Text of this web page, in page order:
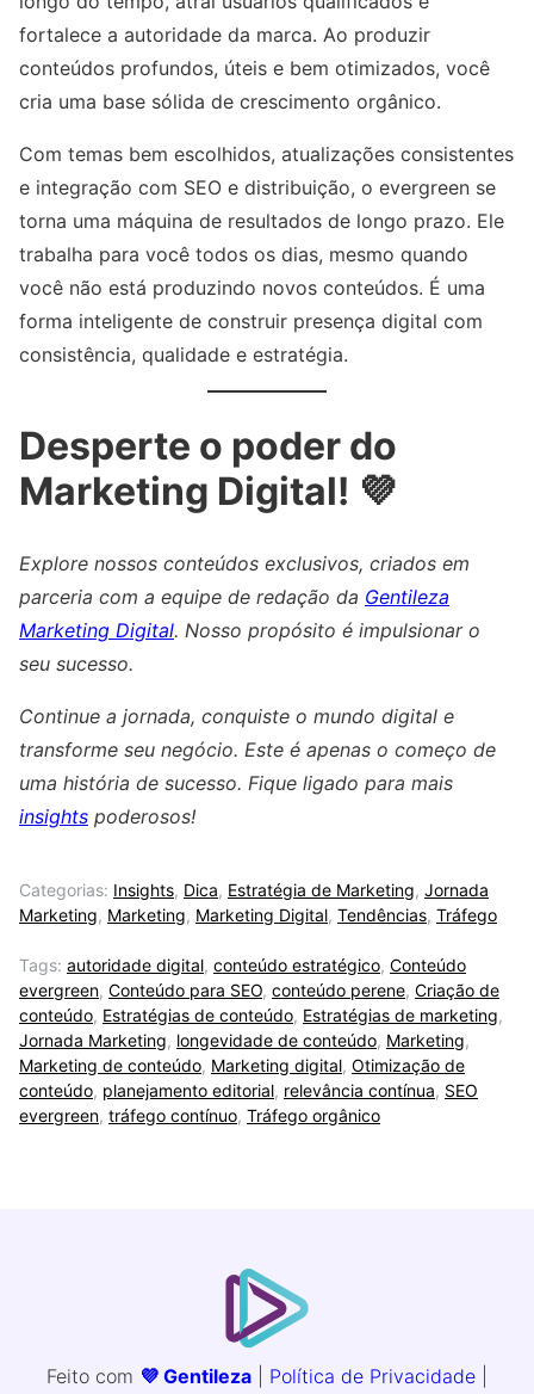
fortalece a autoridade da marca. Ao produzir
conteúdos profundos, úteis e bem otimizados, você
cria uma base sólida de crescimento orgânico.
Com temas bem escolhidos, atualizações consistentes
e integração com SEO e distribuição, o evergreen se
torna uma máquina de resultados de longo prazo. Ele
trabalha para você todos os dias, mesmo quando
você não está produzindo novos conteúdos. É uma
forma inteligente de construir presença digital com
consistência, qualidade e estratégia.
Desperte o poder do
Marketing Digital! 💜
Explore nossos conteúdos exclusivos, criados em
parceria com a equipe de redação da Gentileza
Marketing Digital. Nosso propósito é impulsionar o
seu sucesso.
Continue a jornada, conquiste o mundo digital e
transforme seu negócio. Este é apenas o começo de
uma história de sucesso. Fique ligado para mais
insights poderosos!
Categorias: Insights, Dica, Estratégia de Marketing, Jornada
Marketing, Marketing, Marketing Digital, Tendências, Tráfego
Tags: autoridade digital, conteúdo estratégico, Conteúdo
evergreen, Conteúdo para SEO, conteúdo perene, Criação de
conteúdo, Estratégias de conteúdo, Estratégias de marketing,
Jornada Marketing, longevidade de conteúdo, Marketing,
Marketing de conteúdo, Marketing digital, Otimização de
conteúdo, planejamento editorial, relevância contínua, SEO
evergreen, tráfego contínuo, Tráfego orgânico
Feito com 💜 Gentileza Política de Privacidade